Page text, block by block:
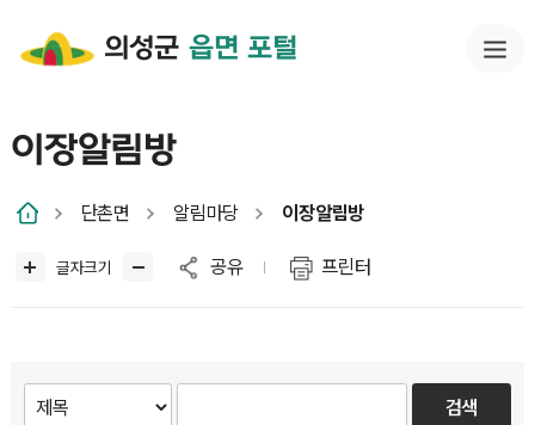
의성군 읍면 포털
이장알림방
단촌면 알림마당 이장알림방
글자크기 공유 프린터